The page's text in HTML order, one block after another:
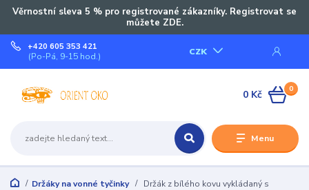
Věrnostní sleva 5 % pro registrované zákazníky. Registrovat se
můžete ZDE.
Menu
CZK
+420 605 353 421
(Po-Pá, 9-15 hod.)
0
0 Kč
Držáky na vonné tyčinky
Držák z bílého kovu vykládaný s